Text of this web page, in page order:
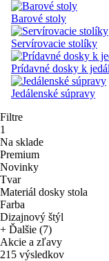
Barové stoly
Servírovacie stolíky
Prídavné dosky k
Jedálenské súpravy
Filtre
1
Na sklade
Premium
Novinky
Tvar
Materiál dosky stola
Farba
Dizajnový štýl
+ Ďalšie (7)
Akcie a zľavy
215 výsledkov